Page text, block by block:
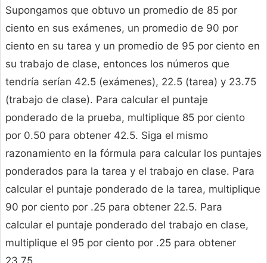
Supongamos que obtuvo un promedio de 85 por
ciento en sus exámenes, un promedio de 90 por
ciento en su tarea y un promedio de 95 por ciento en
su trabajo de clase, entonces los números que
tendría serían 42.5 (exámenes), 22.5 (tarea) y 23.75
(trabajo de clase). Para calcular el puntaje
ponderado de la prueba, multiplique 85 por ciento
por 0.50 para obtener 42.5. Siga el mismo
razonamiento en la fórmula para calcular los puntajes
ponderados para la tarea y el trabajo en clase. Para
calcular el puntaje ponderado de la tarea, multiplique
90 por ciento por .25 para obtener 22.5. Para
calcular el puntaje ponderado del trabajo en clase,
multiplique el 95 por ciento por .25 para obtener